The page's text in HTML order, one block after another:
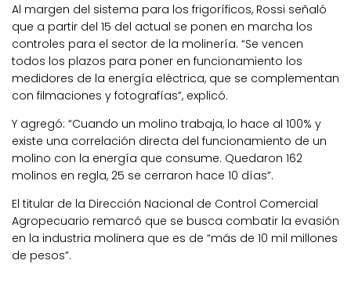
Al margen del sistema para los frigoríficos, Rossi señaló
que a partir del 15 del actual se ponen en marcha los
controles para el sector de la molinería. “Se vencen
todos los plazos para poner en funcionamiento los
medidores de la energía eléctrica, que se complementan
con filmaciones y fotografías”, explicó.
Y agregó: “Cuando un molino trabaja, lo hace al 100% y
existe una correlación directa del funcionamiento de un
molino con la energía que consume. Quedaron 162
molinos en regla, 25 se cerraron hace 10 días”.
El titular de la Dirección Nacional de Control Comercial
Agropecuario remarcó que se busca combatir la evasión
en la industria molinera que es de “más de 10 mil millones
de pesos”.